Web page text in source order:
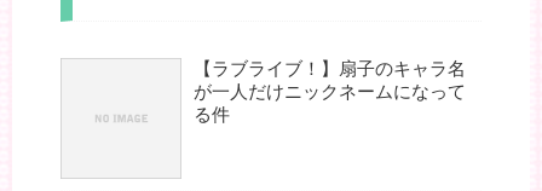
【ラブライブ！】扇子のキャラ名
が一人だけニックネームになって
る件